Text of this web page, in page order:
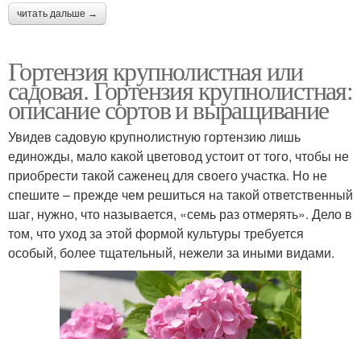
читать дальше →
Гортензия крупнолистная или
садовая. Гортензия крупнолистная:
описание сортов и выращивание
Увидев садовую крупнолистную гортензию лишь
единожды, мало какой цветовод устоит от того, чтобы не
приобрести такой саженец для своего участка. Но не
спешите – прежде чем решиться на такой ответственный
шаг, нужно, что называется, «семь раз отмерять». Дело в
том, что уход за этой формой культуры требуется
особый, более тщательный, нежели за иными видами.